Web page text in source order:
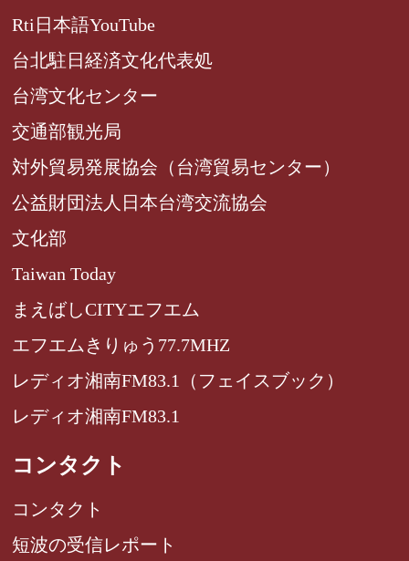
Rti日本語YouTube
台北駐日経済文化代表処
台湾文化センター
交通部観光局
対外貿易発展協会（台湾貿易センター）
公益財団法人日本台湾交流協会
文化部
Taiwan Today
まえばしCITYエフエム
エフエムきりゅう77.7MHZ
レディオ湘南FM83.1（フェイスブック）
レディオ湘南FM83.1
コンタクト
コンタクト
短波の受信レポート